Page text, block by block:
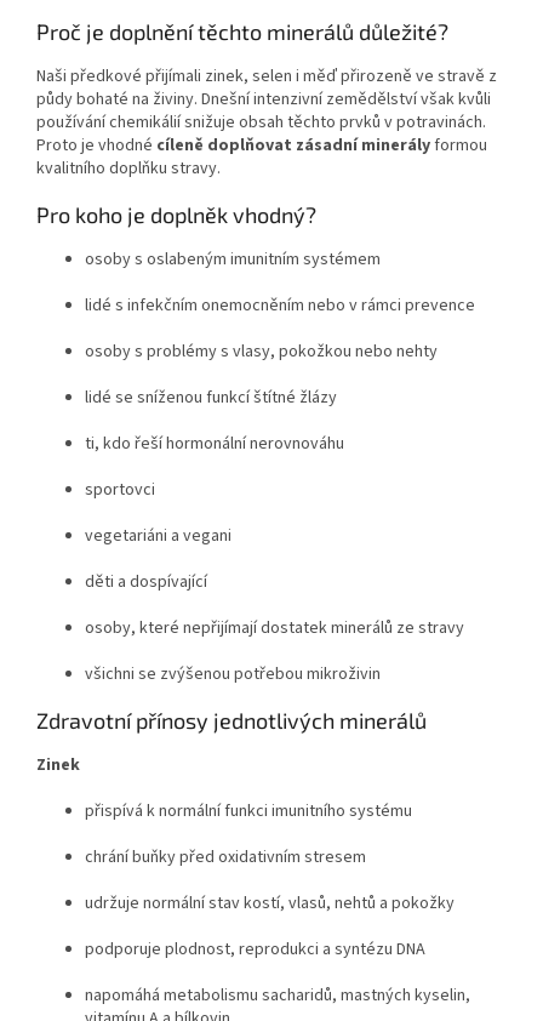
Proč je doplnění těchto minerálů důležité?
Naši předkové přijímali zinek, selen i měď přirozeně ve stravě z
půdy bohaté na živiny. Dnešní intenzivní zemědělství však kvůli
používání chemikálií snižuje obsah těchto prvků v potravinách.
Proto je vhodné cíleně doplňovat zásadní minerályformou
kvalitního doplňku stravy.
Pro koho je doplněk vhodný?
osoby s oslabeným imunitním systémem
lidé s infekčním onemocněním nebo v rámci prevence
osoby s problémy s vlasy, pokožkou nebo nehty
lidé se sníženou funkcí štítné žlázy
ti, kdo řeší hormonální nerovnováhu
sportovci
vegetariáni a vegani
děti a dospívající
osoby, které nepřijímají dostatek minerálů ze stravy
všichni se zvýšenou potřebou mikroživin
Zdravotní přínosy jednotlivých minerálů
Zinek
přispívá k normální funkci imunitního systému
chrání buňky před oxidativním stresem
udržuje normální stav kostí, vlasů, nehtů a pokožky
podporuje plodnost, reprodukci a syntézu DNA
napomáhá metabolismu sacharidů, mastných kyselin,